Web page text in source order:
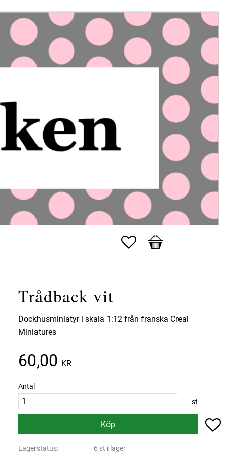
Favoriter
Kundvagn
Trådback vit
Dockhusminiatyr i skala 1:12 från franska Creal
Miniatures
60,00 KR
Antal
st
Köp Lägg till
Lagerstatus 6 st i lager